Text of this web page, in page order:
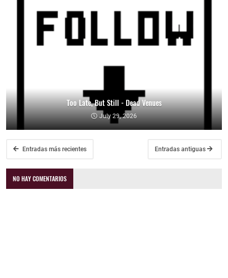
Too Late, But Still - Dead Venues
July 29, 2026
Entradas más recientes Entradas antiguas
NO HAY COMENTARIOS